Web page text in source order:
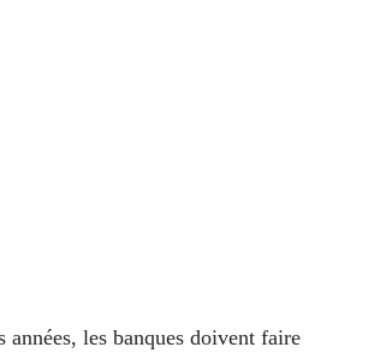
années, les banques doivent faire